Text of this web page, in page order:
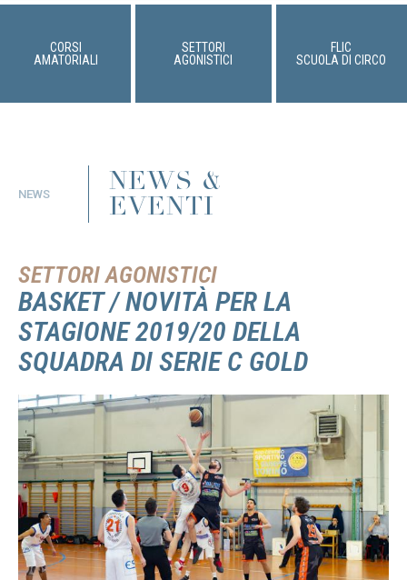
CORSI
AMATORIALI
SETTORI
AGONISTICI
FLIC
SCUOLA DI CIRCO
NEWS
NEWS &
EVENTI
SETTORI AGONISTICI
BASKET / NOVITÀ PER LA
STAGIONE 2019/20 DELLA
SQUADRA DI SERIE C GOLD